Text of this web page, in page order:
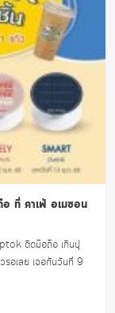
ที่ คาเฟ่ อเมซอน
ติดมือถือ เกินปุ
รอเลย เจอกันวันที่ 9